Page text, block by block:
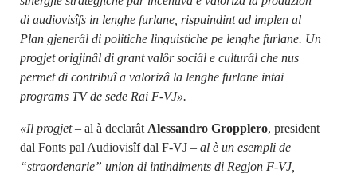
di audiovisîfs in lenghe furlane, rispuindint ad implen al
Plan gjenerâl di politiche linguistiche pe lenghe furlane. Un
progjet origjinâl di grant valôr sociâl e culturâl che nus
permet di contribuî a valorizâ la lenghe furlane intai
programs TV de sede Rai F-VJ».
«Il progjet– al à declarât Alessandro Gropplero, president
dal Fonts pal Audiovisîf dal F-VJ – al è un esempli de
“straordenarie” union di intindiments di Regjon F-VJ,